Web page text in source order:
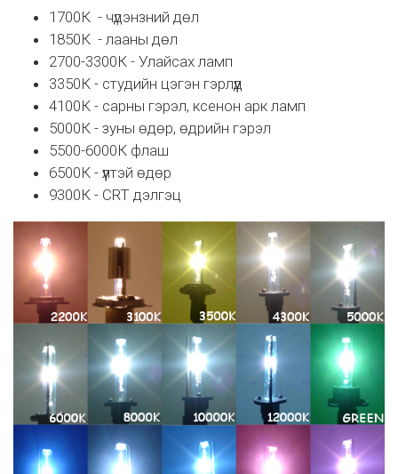
1700К - чүдэнзний дөл
1850К - лааны дөл
2700-3300К - Улайсах ламп
3350К - студийн цэгэн гэрлүүд
4100К - сарны гэрэл, ксенон арк ламп
5000К - зуны өдөр, өдрийн гэрэл
5500-6000К флаш
6500К - үүлтэй өдөр
9300К - CRT дэлгэц